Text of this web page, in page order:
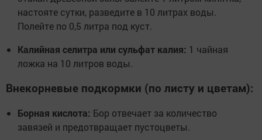
настояте сутки, разведите в 10 литрах воды.
Полейте по 0,5 литра под куст.
Калийная селитра или сульфат калия: 1 чайная
ложка на 10 литров воды.
Внекорневые подкормки (по листу и цветам):
Борная кислота: Бор отвечает за количество
завязей и предотвращает пустоцветы.